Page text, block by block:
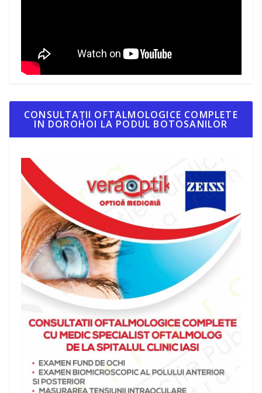
CONSULTAȚII OFTALMOLOGICE COMPLETE
IN DOROHOI LA PODUL BOTOSANILOR